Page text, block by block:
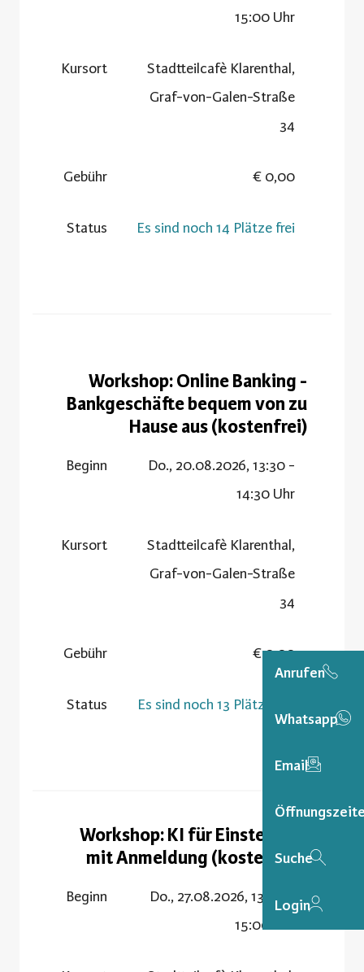
Anrufen
Whatsapp
Email
Suche
Login
15:00 Uhr
Kursort
Stadtteilcafè Klarenthal,
Graf-von-Galen-Straße
34
Gebühr 0,00 €
Status Es sind noch 14 Plätze frei
Workshop: Online Banking -
Bankgeschäfte bequem von zu
Hause aus (kostenfrei)
Beginn
Do., 20.08.2026, 13:30 -
14:30 Uhr
Kursort
Stadtteilcafè Klarenthal,
Graf-von-Galen-Straße
34
Gebühr 0,00 €
Status Es sind noch 13 Plätze frei
Workshop: KI für Einsteiger -
mit Anmeldung (kostenfrei)
Beginn
Do., 27.08.2026, 13:00 -
15:00 Uhr